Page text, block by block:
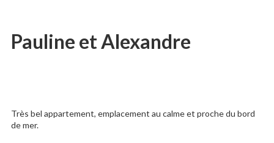
Pauline et Alexandre
Très bel appartement, emplacement au calme et proche du bord
de mer.